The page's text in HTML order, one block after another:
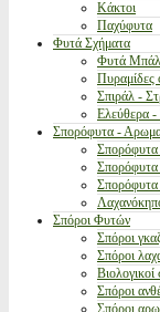
Κάκτοι
Παχύφυτα
Φυτά Σχήματα
Φυτά
Πυραμίδες
Σπιράλ -
Ελεύθερα -
Σπορόφυτα -
Σπορόφυτα
Σπόροι Φυτών
Σπόροι
Σπόροι
Σπόροι
Σπόροι